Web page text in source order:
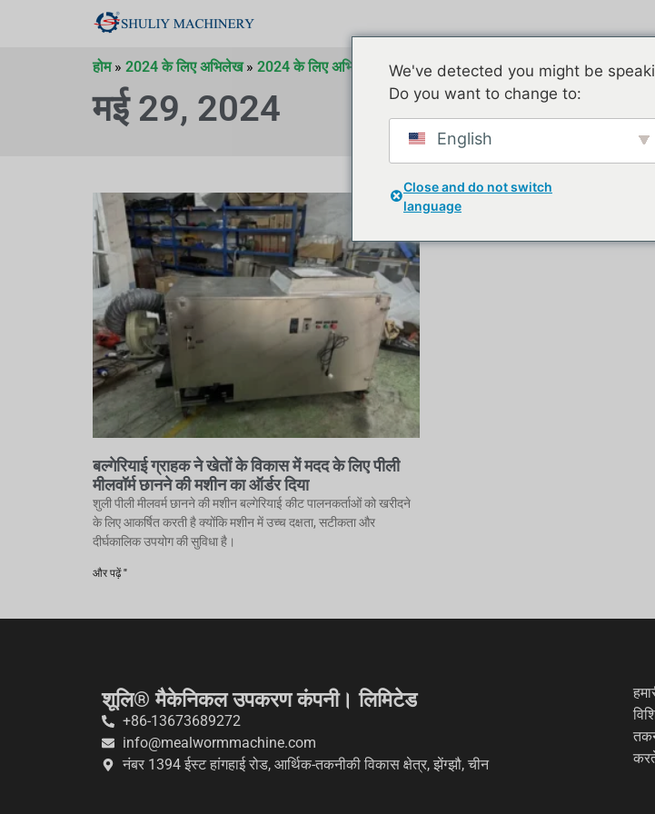
होम» 2024 के लिए अभिलेख» 2024 के लिए अभिलेख 2024 के लिए अभिलेख
मई 29, 2024
बल्गेरियाई ग्राहक ने खेतों के विकास में मदद के लिए पीली
मीलवॉर्म छानने की मशीन का ऑर्डर दिया
शुली पीली मीलवर्म छानने की मशीन बल्गेरियाई कीट पालनकर्ताओं को खरीदने
के लिए आकर्षित करती है क्योंकि मशीन में उच्च दक्षता, सटीकता और
दीर्घकालिक उपयोग की सुविधा है।
और पढ़ें "
शूलि® मैकेनिकल उपकरण कंपनी। लिमिटेड
+86-13673689272
info@mealwormmachine.com
नंबर 1394 ईस्ट हांगहाई रोड, आर्थिक-तकनीकी विकास क्षेत्र, झेंग्झौ, चीन
We've detected you might be
Do you want to change to:
English
Close and do not switch
language